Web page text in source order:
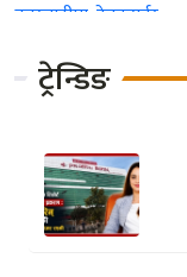
ट्रेन्डिङ